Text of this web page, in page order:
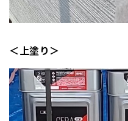
＜上塗り＞